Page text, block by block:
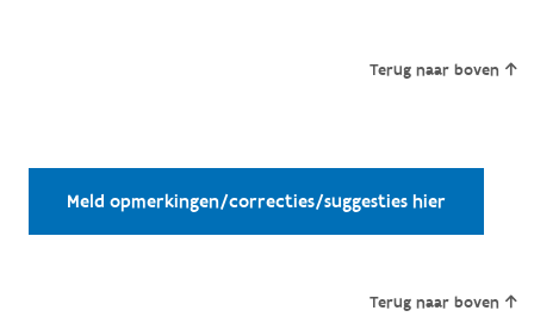
Terug naar boven
Meld opmerkingen/correcties/suggesties hier
Terug naar boven